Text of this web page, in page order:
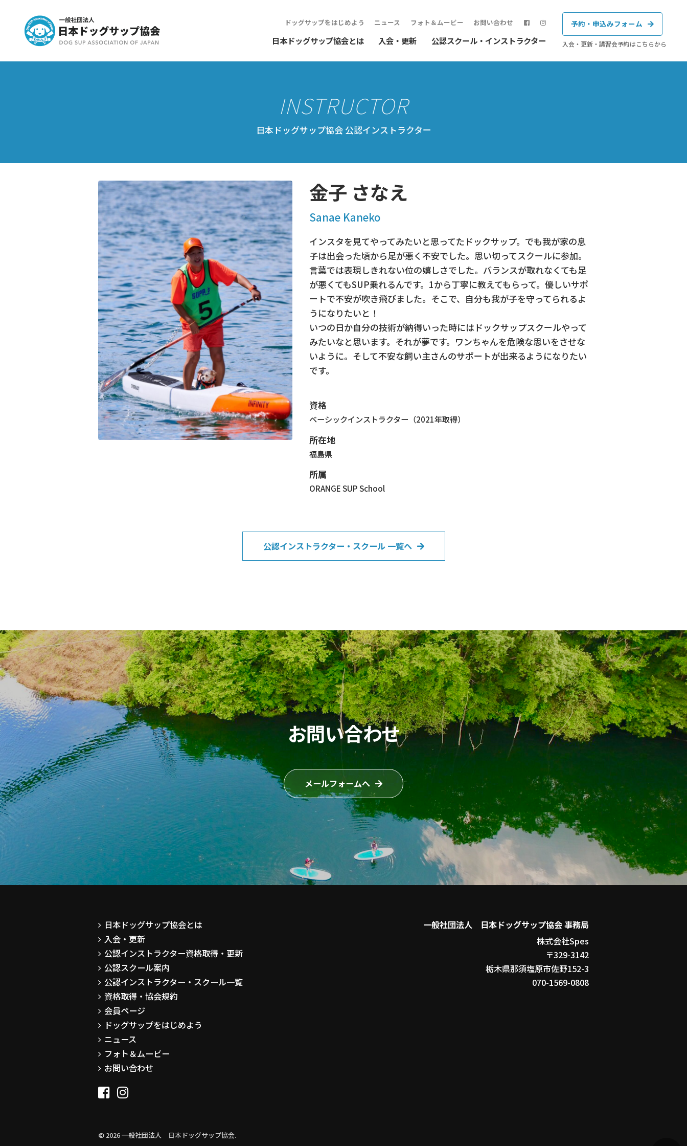
日本ドッグサップ協会とは 入会・更新 公認スクール・インストラクター
ドッグサップをはじめよう ニュース フォト＆ムービー お問い合わせ 予約・申込みフォーム
入会・更新・講習会予約はこちらから
日本ドッグサップ協会 公認インストラクター
金子 さなえ
Sanae Kaneko
インスタを見てやってみたいと思ってたドックサップ。でも我が家の息
子は出会った頃から足が悪く不安でした。思い切ってスクールに参加。
言葉では表現しきれない位の嬉しさでした。バランスが取れなくても足
が悪くてもSUP乗れるんです。1から丁寧に教えてもらって。優しいサポ
ートで不安が吹き飛びました。そこで、自分も我が子を守ってられるよ
うになりたいと！
いつの日か自分の技術が納得いった時にはドックサップスクールやって
みたいなと思います。それが夢です。ワンちゃんを危険な思いをさせな
いように。そして不安な飼い主さんのサポートが出来るようになりたい
です。
資格
ベーシックインストラクター（2021年取得）
所在地
福島県
所属
ORANGE SUP School
公認インストラクター・スクール 一覧へ
お問い合わせ
メールフォームへ
日本ドッグサップ協会とは
入会・更新
公認インストラクター資格取得・更新
公認スクール案内
公認インストラクター・スクール一覧
資格取得・協会規約
会員ページ
ドッグサップをはじめよう
ニュース
フォト＆ムービー
お問い合わせ
一般社団法人 日本ドッグサップ協会 事務局
株式会社Spes
〒329-3142
栃木県那須塩原市佐野152-3
070-1569-0808
© 2026 一般社団法人 日本ドッグサップ協会.